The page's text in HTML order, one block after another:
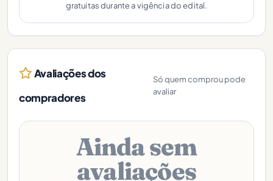
gratuitas durante a vigência do edital.
Avaliações dos
compradores
Só quem comprou pode
avaliar
Ainda sem
avaliações